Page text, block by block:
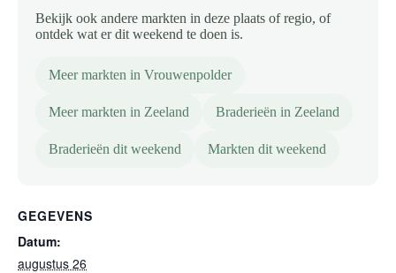
Bekijk ook andere markten in deze plaats of regio, of
ontdek wat er dit weekend te doen is.
Meer markten in Vrouwenpolder
Meer markten in Zeeland Braderieën in Zeeland
Braderieën dit weekend Markten dit weekend
GEGEVENS
Datum:
augustus 26